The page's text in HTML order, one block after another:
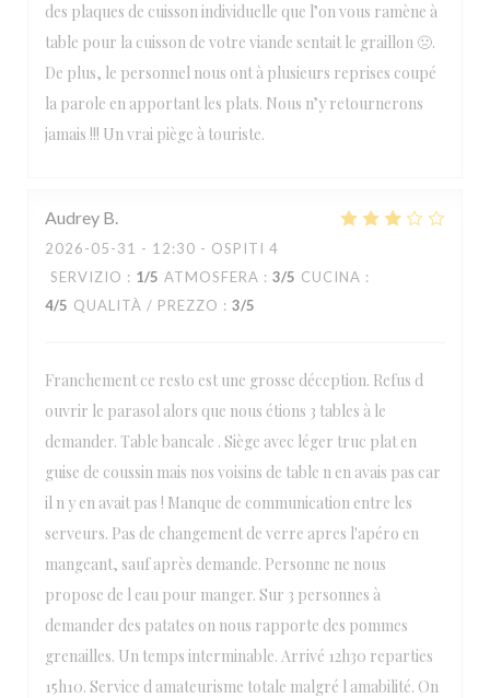
des plaques de cuisson individuelle que l’on vous ramène à
table pour la cuisson de votre viande sentait le graillon 🤢.
De plus, le personnel nous ont à plusieurs reprises coupé
la parole en apportant les plats. Nous n’y retournerons
jamais !!! Un vrai piège à touriste.
Audrey B
2026-05-31 - 12:30 - OSPITI 4
SERVIZIO : 1/5 ATMOSFERA : 3/5 CUCINA :
4/5 QUALITÀ / PREZZO : 3/5
Franchement ce resto est une grosse déception. Refus d
ouvrir le parasol alors que nous étions 3 tables à le
demander. Table bancale . Siège avec léger truc plat en
guise de coussin mais nos voisins de table n en avais pas car
il n y en avait pas ! Manque de communication entre les
serveurs. Pas de changement de verre apres l'apéro en
mangeant, sauf après demande. Personne ne nous
propose de l eau pour manger. Sur 3 personnes à
demander des patates on nous rapporte des pommes
grenailles. Un temps interminable. Arrivé 12h30 reparties
15h10. Service d amateurisme totale malgré l amabilité. On